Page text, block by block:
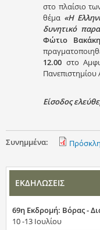
στο πλαίσιο
θέμα «Η
δυνητικό
Φώτιο Βακάκη
12.00 στο
Είσοδος
Συνημμένα:
ΕΚΔΗΛΩΣΕΙΣ
69η Εκδρομή: Βόρας -
10 -13 Ιουλίου